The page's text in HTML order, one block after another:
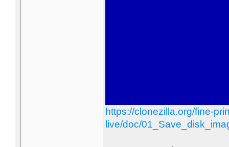
https://clonezilla.org/fine-
live/doc/